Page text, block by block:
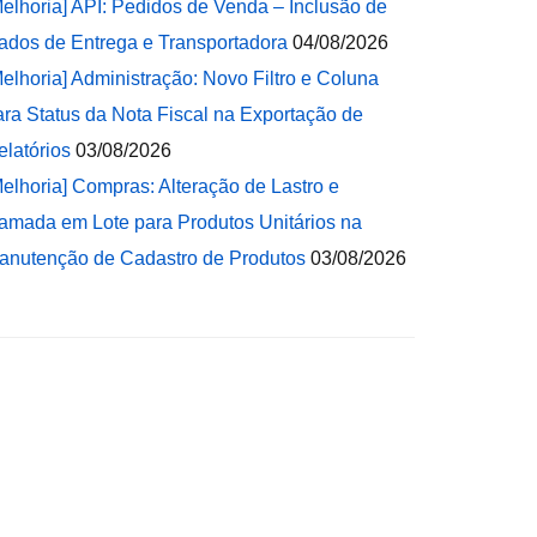
API: Pedidos de Venda – Inclusão de
de Entrega e Transportadora 04/08/2026
Administração: Novo Filtro e Coluna
Status da Nota Fiscal na Exportação de
03/08/2026
Compras: Alteração de Lastro e
em Lote para Produtos Unitários na
de Cadastro de Produtos 03/08/2026